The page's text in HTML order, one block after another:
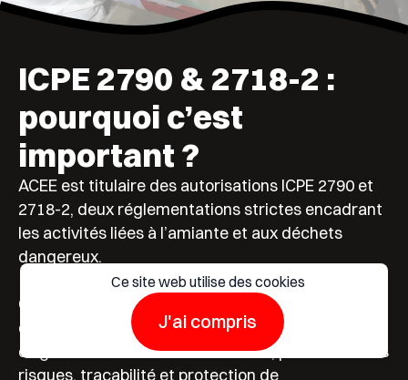
ICPE 2790 & 2718-2 :
pourquoi c’est
important ?
ACEE est titulaire des autorisations ICPE 2790 et
2718-2, deux réglementations strictes encadrant
les activités liées à l’amiante et aux déchets
dangereux.
Ces autorisations garantissent que notre
entreprise respecte les normes les plus
exigeantes en matière de sécurité, prévention des
risques, traçabilité et protection de
Ce site web utilise des cookies
J'ai compris